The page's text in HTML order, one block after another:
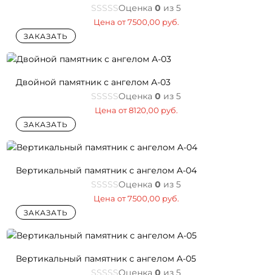
Оценка 0 из 5
Цена от7500,00 руб.
ЗАКАЗАТЬ
Двойной памятник с ангелом A-03
Оценка 0 из 5
Цена от8120,00 руб.
ЗАКАЗАТЬ
Вертикальный памятник c ангелом A-04
Оценка 0 из 5
Цена от7500,00 руб.
ЗАКАЗАТЬ
Вертикальный памятник с ангелом A-05
Оценка 0 из 5